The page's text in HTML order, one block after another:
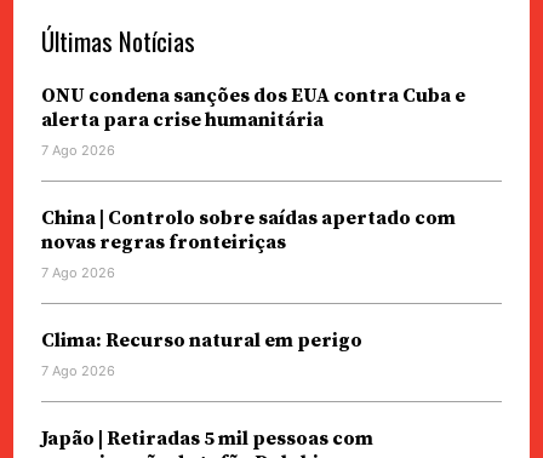
Últimas Notícias
ONU condena sanções dos EUA contra Cuba e
alerta para crise humanitária
7 Ago 2026
China | Controlo sobre saídas apertado com
novas regras fronteiriças
7 Ago 2026
Clima: Recurso natural em perigo
7 Ago 2026
Japão | Retiradas 5 mil pessoas com